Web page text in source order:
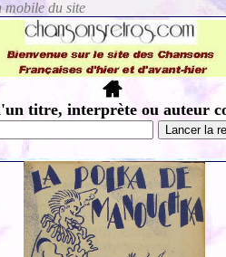
titre, interprète ou auteur